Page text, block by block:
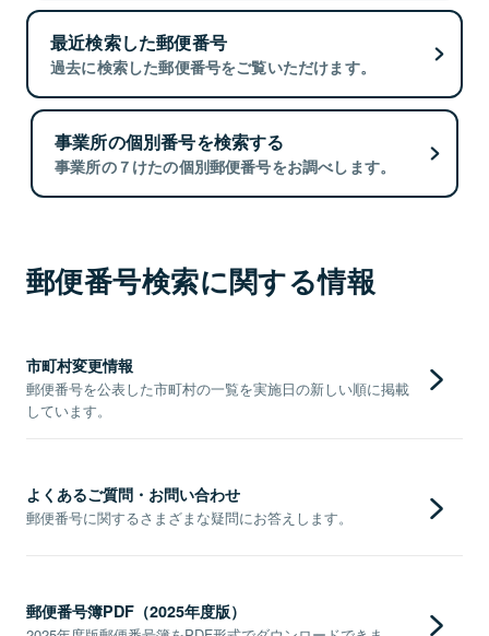
最近検索した郵便番号
過去に検索した郵便番号をご覧いただけます。
事業所の個別番号を検索する
事業所の７けたの個別郵便番号をお調べします。
郵便番号検索に関する情報
市町村変更情報
郵便番号を公表した市町村の一覧を実施日の新しい順に掲載
しています。
よくあるご質問・お問い合わせ
郵便番号に関するさまざまな疑問にお答えします。
郵便番号簿PDF（2025年度版）